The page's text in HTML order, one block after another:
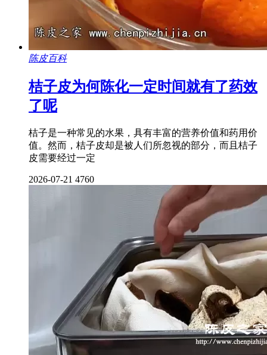
陈皮百科
桔子皮为何陈化一定时间就有了药效
了呢
桔子是一种常见的水果，具有丰富的营养价值和药用价
值。然而，桔子皮却是被人们所忽视的部分，而且桔子
皮需要经过一定
2026-07-21 4760